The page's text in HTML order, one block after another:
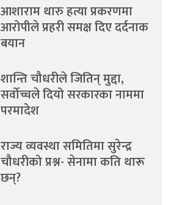
आशाराम थारु हत्या प्रकरणमा
आरोपीले प्रहरी समक्ष दिए दर्दनाक
बयान
शान्ति चौधरीले जितिन् मुद्दा,
सर्वोच्चले दियो सरकारका नाममा
परमादेश
राज्य व्यवस्था समितिमा सुरेन्द्र
चौधरीको प्रश्न- सेनामा कति थारू
छन्?